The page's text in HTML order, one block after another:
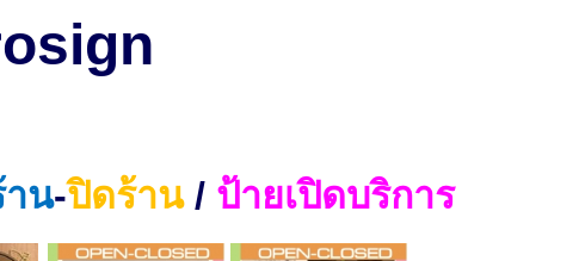
าน-ปิดร้าน/ ป้ายเปิดบริการ